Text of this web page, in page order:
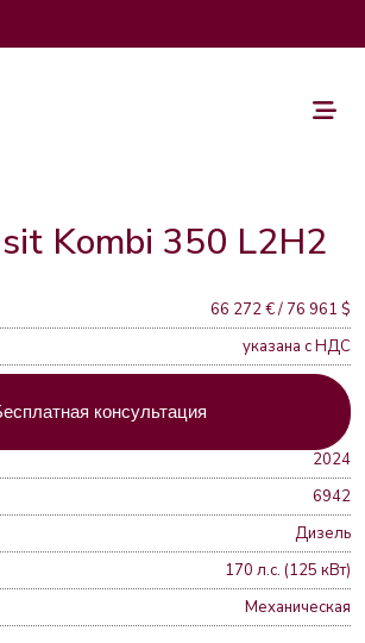
Kombi 350 L2H2
66 272 € / 76 961 $
указана с НДС
консультация
2024
6942
Дизель
170 л.с. (125 кВт)
Механическая